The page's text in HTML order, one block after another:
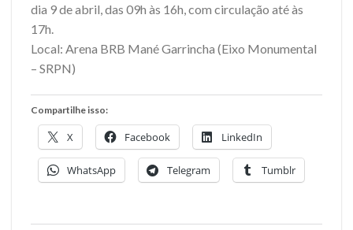
dia 9 de abril, das 09h às 16h, com circulação até às
17h.
Local: Arena BRB Mané Garrincha (Eixo Monumental
– SRPN)
Compartilhe isso:
X Facebook LinkedIn
WhatsApp Telegram Tumblr